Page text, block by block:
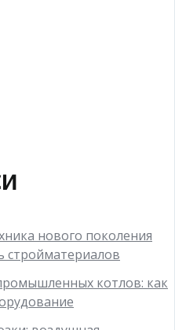
нового поколения
стройматериалов
котлов: как